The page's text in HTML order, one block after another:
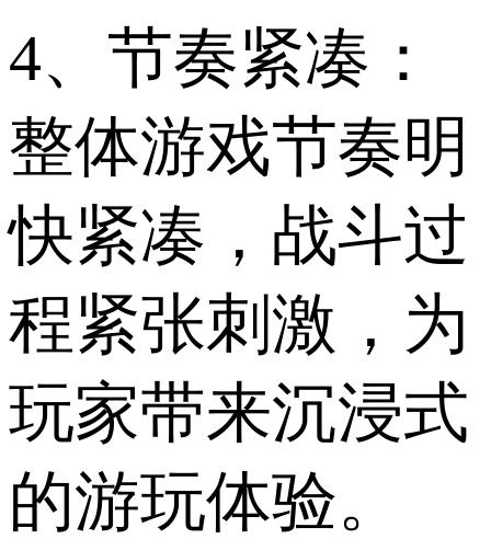
4、节奏紧凑：
整体游戏节奏明
快紧凑，战斗过
程紧张刺激，为
玩家带来沉浸式
的游玩体验。